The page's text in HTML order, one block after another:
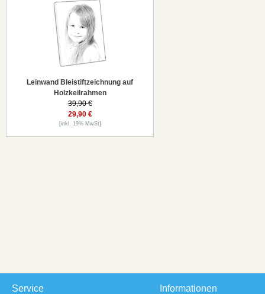
Leinwand Bleistiftzeichnung auf
Holzkeilrahmen
39,90 €
Leinwand Bleistiftzeichnung auf
Holzkeilrahmen
39,90 €
29,90 €
[inkl. 19% MwSt]
Service Informationen